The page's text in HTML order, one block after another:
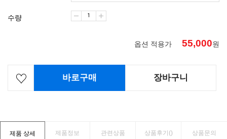
수량
옵션 적용가 55,000원
바로구매 장바구니
제품 상세 제품정보 관련상품 상품후기() 상품문의